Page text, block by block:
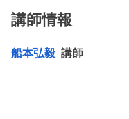
講師情報
船本弘毅 講師